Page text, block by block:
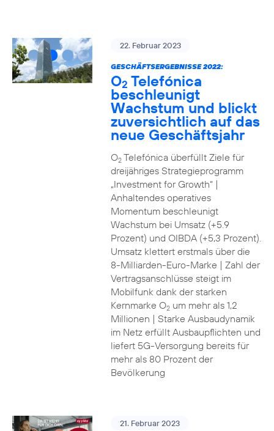
22. Februar 2023
GESCHÄFTSERGEBNISSE 2022:
O2 Telefónica
beschleunigt
Wachstum und blickt
zuversichtlich auf das
neue Geschäftsjahr
O2Telefónica überfüllt Ziele für
dreijähriges Strategieprogramm
„Investment for Growth“ |
Anhaltendes operatives
Momentum beschleunigt
Wachstum bei Umsatz (+5.9
Prozent) und OIBDA (+5,3 Prozent).
Umsatz klettert erstmals über die
8-Milliarden-Euro-Marke | Zahl der
Vertragsanschlüsse steigt im
Mobilfunk dank der starken
Kernmarke O2um mehr als 1,2
Millionen | Starke Ausbaudynamik
im Netz erfüllt Ausbaupflichten und
liefert 5G-Versorgung bereits für
mehr als 80 Prozent der
Bevölkerung
21. Februar 2023